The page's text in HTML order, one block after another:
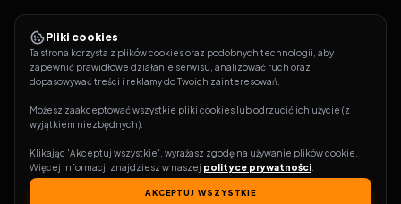
Pliki cookies
Ta strona korzysta z plików cookies oraz podobnych technologii, aby
zapewnić prawidłowe działanie serwisu, analizować ruch oraz
dopasowywać treści i reklamy do Twoich zainteresowań.
Możesz zaakceptować wszystkie pliki cookies lub odrzucić ich użycie (z
wyjątkiem niezbędnych).
Klikając 'Akceptuj wszystkie', wyrażasz zgodę na używanie plików cookie.
Więcej informacji znajdziesz w naszej polityce prywatności
AKCEPTUJ WSZYSTKIE